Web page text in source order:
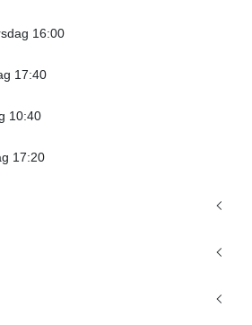
16:00
17:40
10:40
17:20